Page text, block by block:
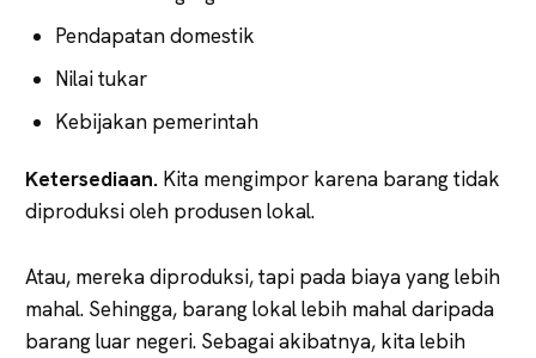
Pendapatan domestik
Nilai tukar
Kebijakan pemerintah
Ketersediaan. Kita mengimpor karena barang tidak
diproduksi oleh produsen lokal.
Atau, mereka diproduksi, tapi pada biaya yang lebih
mahal. Sehingga, barang lokal lebih mahal daripada
barang luar negeri. Sebagai akibatnya, kita lebih